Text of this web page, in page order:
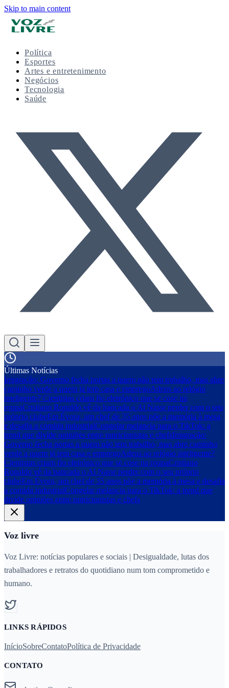
Skip to main content
Política
Esportes
Artes e entretenimento
Negócios
Tecnologia
Saúde
Últimas Notícias
Imigração: Governo fecha portas a quem não tem trabalho, mas abre
caminho verde a quem já tem casa e empregoAdeus ao relógio
inteligente? Cientistas criam fio eletrónico que se cose na
roupaCristiano Ronaldo vê da bancada o Al Nassr perder com o seu
próprio clubeEm Évora, um chef de 35 anos põe a memória à mesa
e desafia a comida industrialCongelar melancia para o TikTok: a
trend que divide opiniões entre nutricionistas e chefsImigração:
Governo fecha portas a quem não tem trabalho, mas abre caminho
verde a quem já tem casa e empregoAdeus ao relógio inteligente?
Cientistas criam fio eletrónico que se cose na roupaCristiano
Ronaldo vê da bancada o Al Nassr perder com o seu próprio
clubeEm Évora, um chef de 35 anos põe a memória à mesa e desafia
a comida industrialCongelar melancia para o TikTok: a trend que
divide opiniões entre nutricionistas e chefs
Voz livre
Voz Livre: notícias populares e sociais | Desigualdade, lutas dos
trabalhadores e retratos do quotidiano num tom comprometido e
humano.
LINKS RÁPIDOS
InícioSobreContatoPolítica de Privacidade
CONTATO